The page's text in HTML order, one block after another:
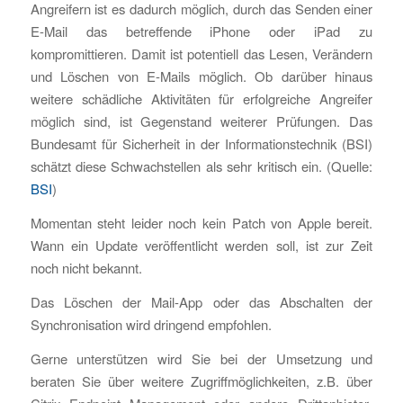
Angreifern ist es dadurch möglich, durch das Senden einer
E-Mail das betreffende iPhone oder iPad zu
kompromittieren. Damit ist potentiell das Lesen, Verändern
und Löschen von E-Mails möglich. Ob darüber hinaus
weitere schädliche Aktivitäten für erfolgreiche Angreifer
möglich sind, ist Gegenstand weiterer Prüfungen. Das
Bundesamt für Sicherheit in der Informationstechnik (BSI)
schätzt diese Schwachstellen als sehr kritisch ein. (Quelle:
BSI)
Momentan steht leider noch kein Patch von Apple bereit.
Wann ein Update veröffentlicht werden soll, ist zur Zeit
noch nicht bekannt.
Das Löschen der Mail-App oder das Abschalten der
Synchronisation wird dringend empfohlen.
Gerne unterstützen wird Sie bei der Umsetzung und
beraten Sie über weitere Zugriffmöglichkeiten, z.B. über